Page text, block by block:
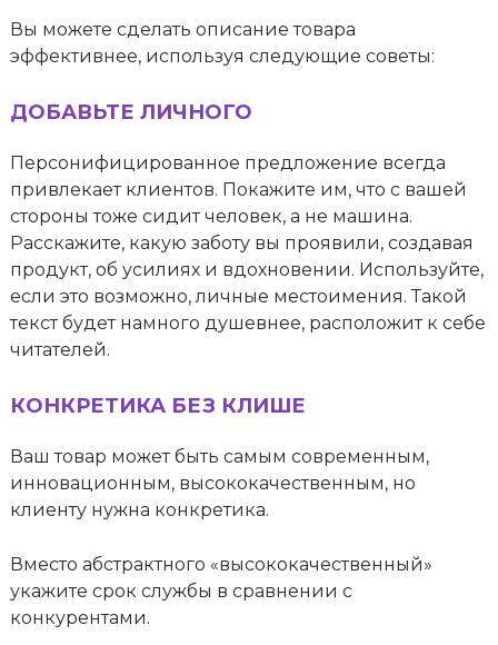
Вы можете сделать описание товара
эффективнее, используя следующие советы:
ДОБАВЬТЕ ЛИЧНОГО
Персонифицированное предложение всегда
привлекает клиентов. Покажите им, что с вашей
стороны тоже сидит человек, а не машина.
Расскажите, какую заботу вы проявили, создавая
продукт, об усилиях и вдохновении. Используйте,
если это возможно, личные местоимения. Такой
текст будет намного душевнее, расположит к себе
читателей.
КОНКРЕТИКА БЕЗ КЛИШЕ
Ваш товар может быть самым современным,
инновационным, высококачественным, но
клиенту нужна конкретика.
Вместо абстрактного «высококачественный»
укажите срок службы в сравнении с
конкурентами.